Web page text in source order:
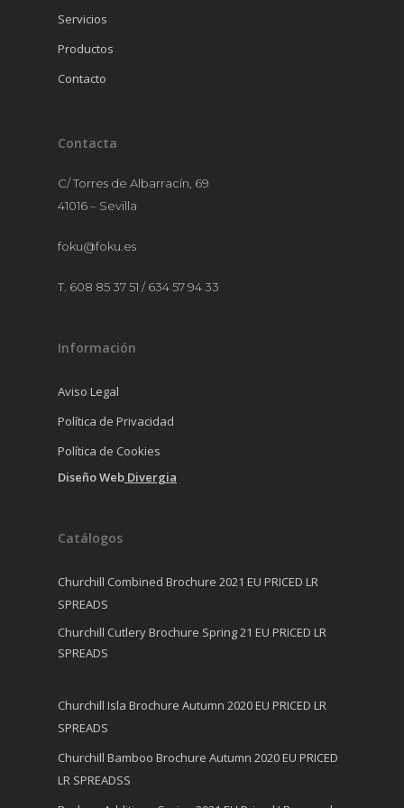
Servicios
Productos
Contacto
Contacta
C/ Torres de Albarracín, 69
41016 – Sevilla
foku@foku.es
T. 608 85 37 51 / 634 57 94 33
Información
Aviso Legal
Política de Privacidad
Política de Cookies
Diseño Web Divergia
Catálogos
Churchill Combined Brochure 2021 EU PRICED LR
SPREADS
Churchill Cutlery Brochure Spring 21 EU PRICED LR
SPREADS
Churchill Isla Brochure Autumn 2020 EU PRICED LR
SPREADS
Churchill Bamboo Brochure Autumn 2020 EU PRICED
LR SPREADSS